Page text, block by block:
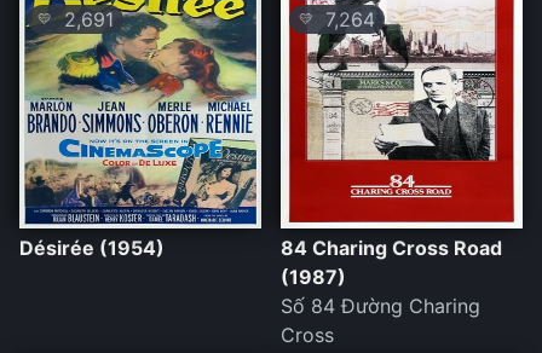
💛 2,691
Désirée (1954)
💛 7,264
84 Charing Cross Road
(1987)
Số 84 Đường Charing
Cross